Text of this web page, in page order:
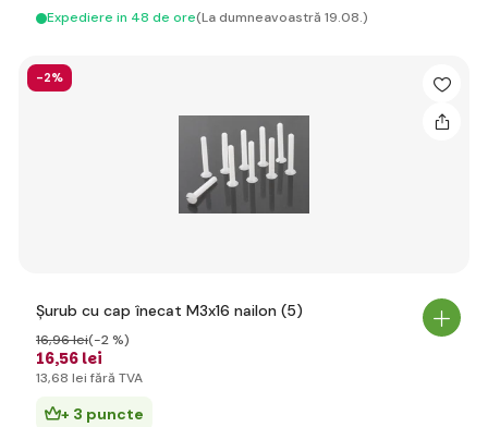
Expediere in 48 de ore(La dumneavoastră 19.08.)
-2%
Șurub cu cap înecat M3x16 nailon (5)
16,56 lei
16,96 lei(-2 %)
13,68 lei fără TVA
+ 3 puncte